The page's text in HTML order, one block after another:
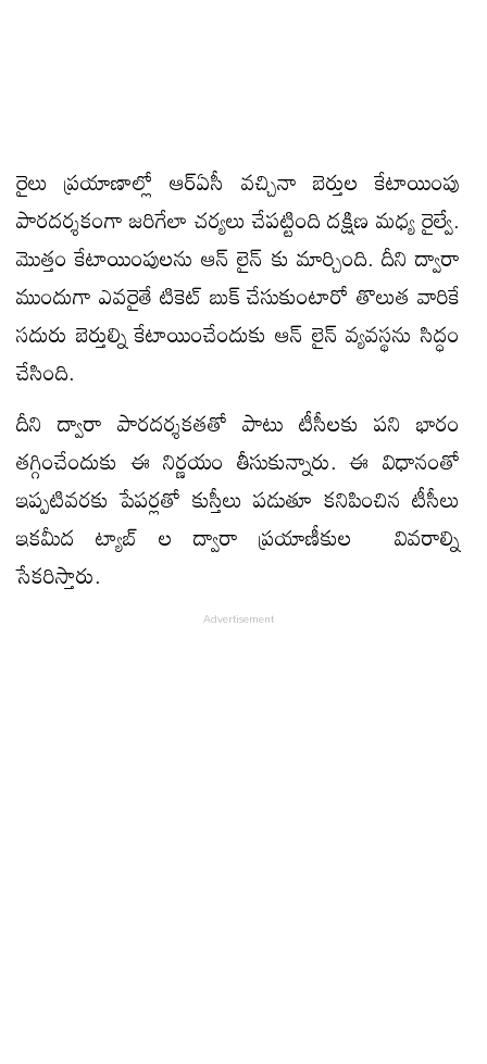
రైలు ప్రయాణాల్లో ఆర్ఏసీ వచ్చినా బెర్తుల కేటాయింపు
పారదర్శకంగా జరిగేలా చర్యలు చేపట్టింది దక్షిణ మధ్య రైల్వే.
మొత్తం కేటాయింపులను ఆన్ లైన్ కు మార్చింది. దీని ద్వారా
ముందుగా ఎవరైతే టికెట్ బుక్ చేసుకుంటారో తొలుత వారికే
సదురు బెర్తుల్ని కేటాయించేందుకు ఆన్ లైన్ వ్యవస్థను సిద్ధం
చేసింది.
దీని ద్వారా పారదర్శకతతో పాటు టీసీలకు పని భారం
తగ్గించేందుకు ఈ నిర్ణయం తీసుకున్నారు. ఈ విధానంతో
ఇప్పటివరకు పేపర్లతో కుస్తీలు పడుతూ కనిపించిన టీసీలు
ఇకమీద ట్యాబ్ ల ద్వారా ప్రయాణీకుల వివరాల్ని
సేకరిస్తారు.